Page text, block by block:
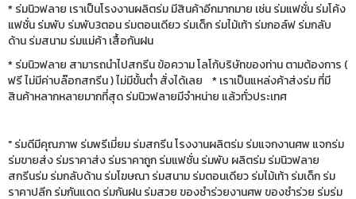
* ร่มนิวฟลาย เราเป็นโรงงานผลิตร่ม มีสินค้าอีกมากมาย เช่น ร่มแฟชั่น ร่มโค้ง
แฟชั่น ร่มพับ ร่มพับ3ตอน ร่มตอนเดียว ร่มเด็ก ร่มไม้เท้า ร่มกอล์ฟ ร่มกลับ
ด้าน ร่มสนาม ร่มแม่ค้า เสื้อกันฝน
* ร่มนิวฟลาย สามารถนำไปสกรีน ข้อความ โลโก้บริษัทของท่าน ตามต้องการ (
ฟรี ไม่มีค่าบล๊อกสกรีน ) ไม่มีขั้นต่ำ สั่งได้เลย * เราเป็นแหล่งค้าส่งร่ม ที่มี
สินค้าหลากหลายมากที่สุด ร่มนิวฟลายมีจำหน่าย แล้วทั่วประเทศ
" ร่มดีมีคุณภาพ ร่มพรีเมี่ยม ร่มสกรีน โรงงานผลิตร่ม ร่มแจกงานศพ แจกร่ม
ร่มขายส่ง ร่มราคาส่ง ร่มราคาถูก ร่มแฟชั่น ร่มพับ ผลิตร่ม ร่มนิวฟลาย
สกรีนร่ม ร่มกลับด้าน ร่มโฆษณา ร่มสนาม ร่มตอนเดียว ร่มไม้เท้า ร่มเด็ก ร่ม
ราคาปลีก ร่มกันแดด ร่มกันฝน ร่มสวย ของชำร่วยงานศพ ของชำร่วย ร่มร่ม